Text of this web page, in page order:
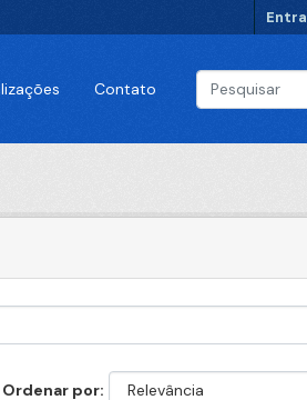
Contato
Ordenar por